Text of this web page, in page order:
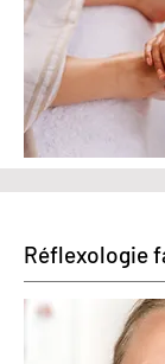
Réflexologie